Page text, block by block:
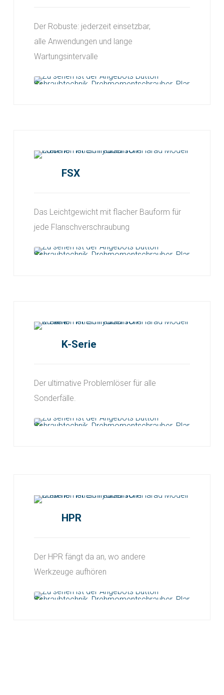
Der Robuste: jederzeit einsetzbar,
alleAnwendungen und lange
Wartungsintervalle
FSX
Das Leichtgewicht mit flacher Bauform für
jede Flanschverschraubung
K-Serie
Der ultimative Problemlöser für alle
Sonderfälle.
HPR
Der HPR fängt da an, wo andere
Werkzeuge aufhören